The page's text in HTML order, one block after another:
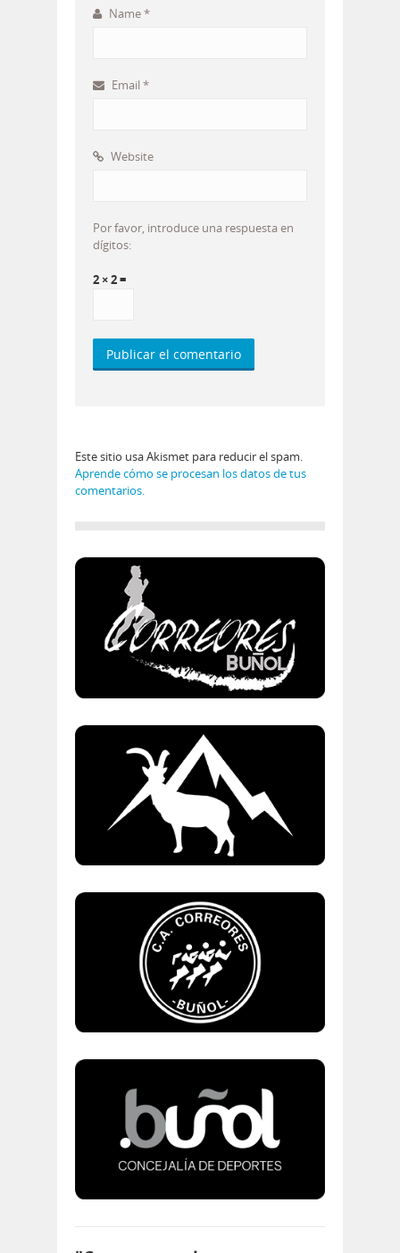
Name*
Email *
Website
Por favor, introduce una respuesta en
dígitos:
2 × 2 =
Este sitio usa Akismet para reducir el spam.
Aprende cómo se procesan los datos de tus
comentarios.